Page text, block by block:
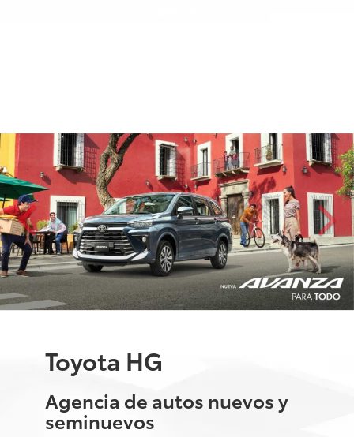
Toyota HG
Agencia de autos nuevos y
seminuevos